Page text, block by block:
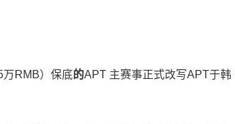
万RMB）保底的APT 主赛事正式改写APT于韩